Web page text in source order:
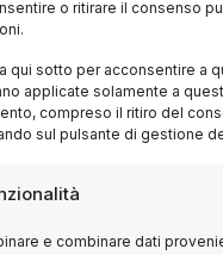
o ritirare il consenso
qui sotto per acconsentire a
applicate solamente a
compreso il ritiro del
sul pulsante di gestione
e combinare dati
un ritorno
si avvale della
con Park Chan-
e rassicuranti, si
che amplifica il
psicologico come